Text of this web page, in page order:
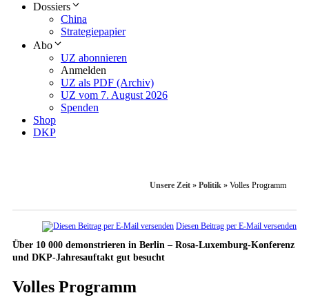
Dossiers
China
Strategiepapier
Abo
UZ abonnieren
Anmelden
UZ als PDF (Archiv)
UZ vom 7. August 2026
Spenden
Shop
DKP
Unsere Zeit » Politik » Volles Programm
Diesen Beitrag per E-Mail versenden
Über 10 000 demonstrieren in Berlin – Rosa-Luxemburg-Konferenz
und DKP-Jahresauftakt gut besucht
Volles Programm